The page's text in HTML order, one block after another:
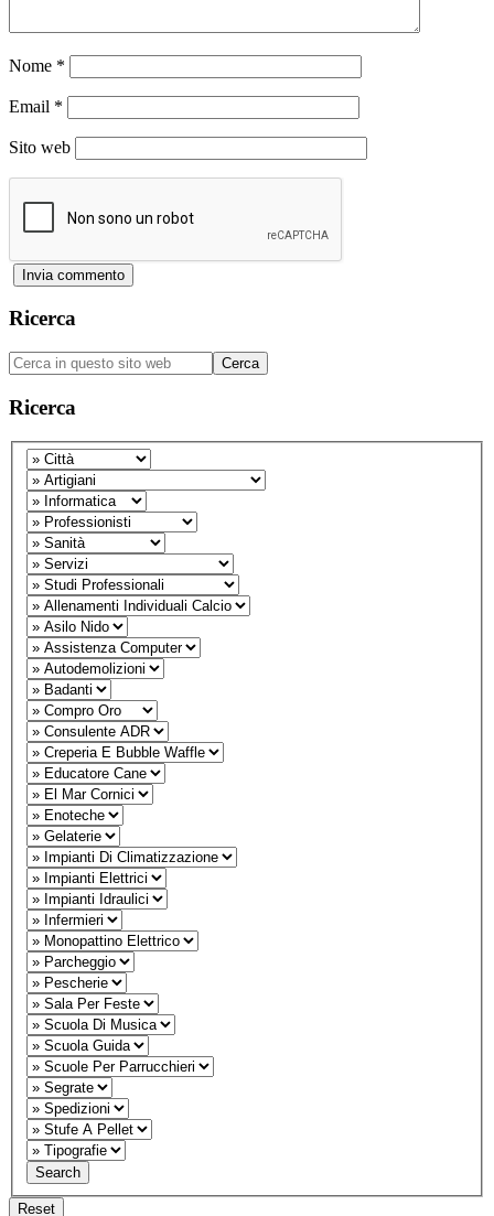
Nome *
Email *
Sito web
Barra
laterale
primaria
Ricerca
Cerca
in
questo
sito
web
Ricerca